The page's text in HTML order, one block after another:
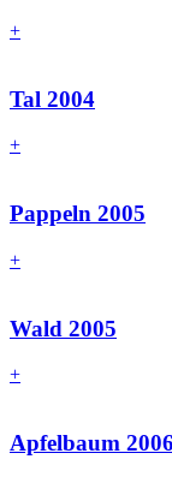
+
Tal 2004
+
Pappeln 2005
+
Wald 2005
+
Apfelbaum 2006